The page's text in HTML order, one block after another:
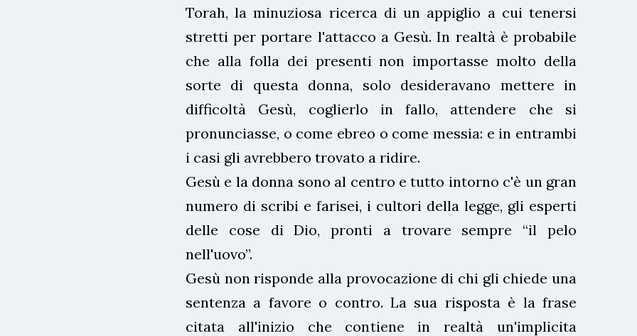
Torah, la minuziosa ricerca di un appiglio a cui tenersi
stretti per portare l'attacco a Gesù. In realtà è probabile
che alla folla dei presenti non importasse molto della
sorte di questa donna, solo desideravano mettere in
difficoltà Gesù, coglierlo in fallo, attendere che si
pronunciasse, o come ebreo o come messia: e in entrambi
i casi gli avrebbero trovato a ridire.
Gesù e la donna sono al centro e tutto intorno c'è un gran
numero di scribi e farisei, i cultori della legge, gli esperti
delle cose di Dio, pronti a trovare sempre “il pelo
nell'uovo”.
Gesù non risponde alla provocazione di chi gli chiede una
sentenza a favore o contro. La sua risposta è la frase
citata all'inizio che contiene in realtà un'implicita